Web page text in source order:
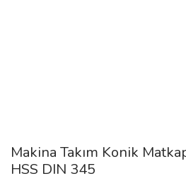
Makina Takım Konik
HSS DIN 345